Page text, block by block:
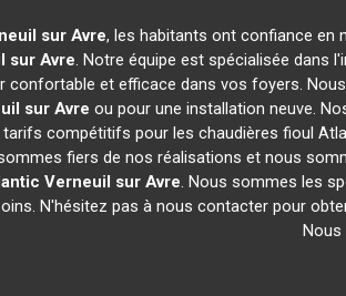
sur Avre, les habitants ont confiance en
sur Avre. Notre équipe est spécialisée dans
confortable et efficace dans vos foyers.
sur Avre ou pour une installation neuve.
tarifs compétitifs pour les chaudières fioul
fiers de nos réalisations et nous
Verneuil sur Avre. Nous sommes les
N'hésitez pas à nous contacter pour
Nous